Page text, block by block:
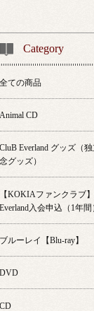
Category
全ての商品
Animal CD
CluB Everland グッズ（
念グッズ）
【KOKIAファンクラブ
Everland入会申込（1年間
ブルーレイ【Blu-ray】
DVD
CD